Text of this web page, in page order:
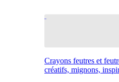
Crayons feutres et
créatifs, mignons,